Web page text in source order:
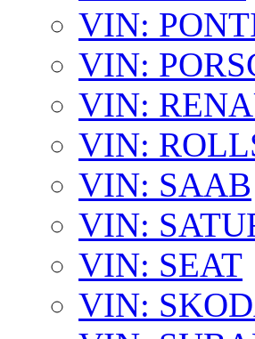
VIN:
VIN:
VIN:
VIN:
VIN: SAAB
VIN:
VIN: SEAT
VIN: